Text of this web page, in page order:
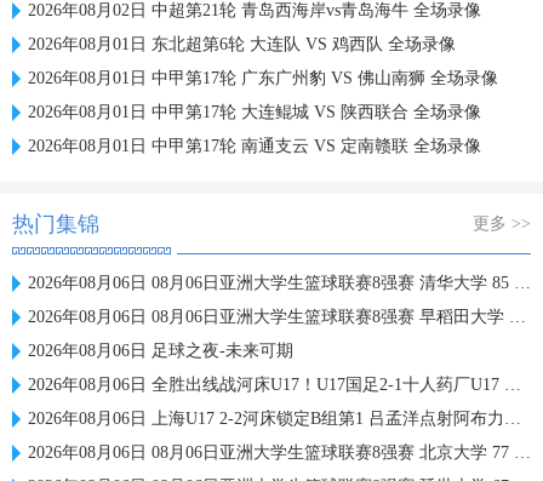
2026年08月02日 中超第21轮 青岛西海岸vs青岛海牛 全场录像
2026年08月01日 东北超第6轮 大连队 VS 鸡西队 全场录像
2026年08月01日 中甲第17轮 广东广州豹 VS 佛山南狮 全场录像
2026年08月01日 中甲第17轮 大连鲲城 VS 陕西联合 全场录像
2026年08月01日 中甲第17轮 南通支云 VS 定南赣联 全场录像
热门集锦 更多 >>
2026年08月06日 08月06日亚洲大学生篮球联赛8强赛 清华大学 85 - 81 菲律宾大学 集锦
2026年08月06日 08月06日亚洲大学生篮球联赛8强赛 早稻田大学 78 - 71 高丽大学 集锦
2026年08月06日 足球之夜-未来可期
2026年08月06日 全胜出线战河床U17！U17国足2-1十人药厂U17 赵松源登场1分钟传射
2026年08月06日 上海U17 2-2河床锁定B组第1 吕孟洋点射阿布力米破门 将战A组第2
2026年08月06日 08月06日亚洲大学生篮球联赛8强赛 北京大学 77 - 79 上海交通大学 集锦